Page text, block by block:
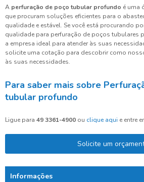
A perfuração de poço tubular profundo é uma
que procuram soluções eficientes para o
qualidade e estável. Se você está procurando
qualidade para perfuração de poços tubulares
a empresa ideal para atender às suas
solicite uma cotação para descobrir como
às suas necessidades.
Para saber mais sobre
tubular profundo
Ligue para 49 3361-4900 ou clique aqui e entre
Solicite um
Informações